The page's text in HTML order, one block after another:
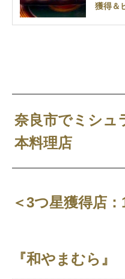
獲得＆
奈良市でミシュ
本料理店
＜3つ星獲得店：
『和やまむら』